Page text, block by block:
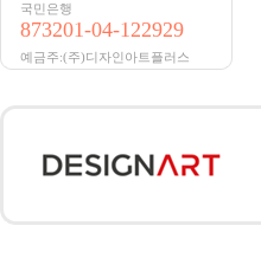
국민은행
873201-04-122929
예금주:(주)디자인아트플러스